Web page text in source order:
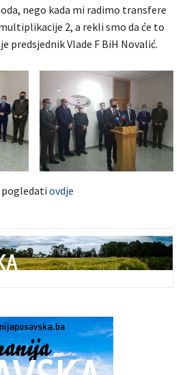
nego kada mi radimo transfere
2, a rekli smo da će to
predsjednik Vlade F BiH Novalić.
pogledati ovdje